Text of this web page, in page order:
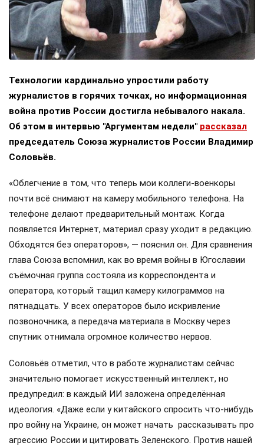
Технологии кардинально упростили работу
журналистов в горячих точках, но информационная
война против России достигла небывалого накала.
Об этом в интервью "Аргументам недели" рассказал
председатель Союза журналистов России Владимир
Соловьёв.
«Облегчение в том, что теперь мои коллеги-военкоры
почти всё снимают на камеру мобильного телефона. На
телефоне делают предварительный монтаж. Когда
появляется Интернет, материал сразу уходит в редакцию.
Обходятся без операторов», — пояснил он. Для сравнения
глава Союза вспомнил, как во время войны в Югославии
съёмочная группа состояла из корреспондента и
оператора, который тащил камеру килограммов на
пятнадцать. У всех операторов было искривление
позвоночника, а передача материала в Москву через
спутник отнимала огромное количество нервов.
Соловьёв отметил, что в работе журналистам сейчас
значительно помогает искусственный интеллект, но
предупредил: в каждый ИИ заложена определённая
идеология. «Даже если у китайского спросить что-нибудь
про войну на Украине, он может начать рассказывать про
агрессию России и цитировать Зеленского. Против нашей